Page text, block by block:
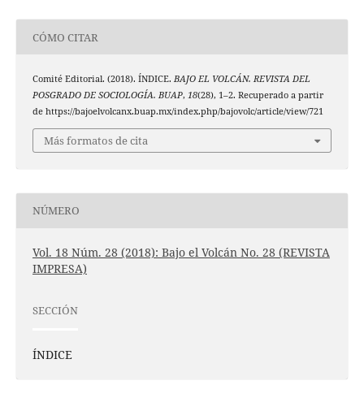
CÓMO CITAR
Comité Editorial. (2018). ÍNDICE. BAJO EL VOLCÁN. REVISTA DEL
POSGRADO DE SOCIOLOGÍA. BUAP, 18(28), 1–2. Recuperado a partir
de https://bajoelvolcanx.buap.mx/index.php/bajovolc/article/view/721
Más formatos de cita
NÚMERO
Vol. 18 Núm. 28 (2018): Bajo el Volcán No. 28 (REVISTA
IMPRESA)
SECCIÓN
ÍNDICE